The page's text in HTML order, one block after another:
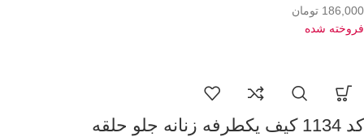
186,000 تومان
فروخته شده
کد 1134 کیف یکطرفه زنانه جلو حلقه